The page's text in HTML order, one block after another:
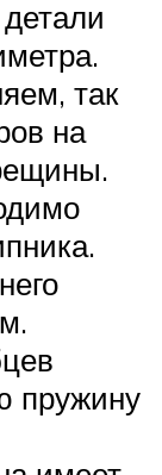
так
на
пружину